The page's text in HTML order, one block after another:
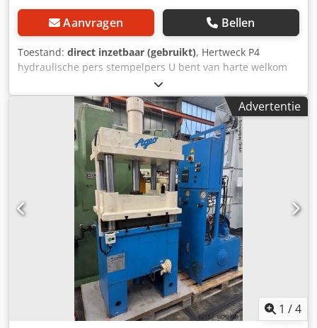
Aanvragen Bellen
Toestand: direct inzetbaar (gebruikt), Hertweck P4
hydraulische pers stempelpers U bent van harte welkom
om langs te komen voor een bezichtiging. Wij regelen
graag een kosteneffectieve rederij voor u organiseren! U
ontvangt een correcte factuur. Voor buitenlandse klanten
kan er ook een nettofactuur worden aangemaakt.
Voorwaarde is een geldig BTW-identificatienummer. Onder
voorbehoud van voorafgaande verkoop. Bezoek onze
winkel en bekijk onze andere aanbiedingen. De verstrekte
bedrijfsnamen en handelsmerken zijn eigendom van hun
eigenaren en worden uitsluitend gebruikt om de
producten te identificeren en te beschrijven. Credpsvux
Spjfx Alfsf Afwijkingen van technische gegevens evenals
fouten in de beschrijving van het artikel kunnen
voorkomen en blijven voorbehouden
Advertentie
1 /4